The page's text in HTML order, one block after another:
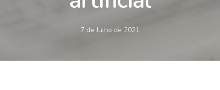
7 de Julho de 2021